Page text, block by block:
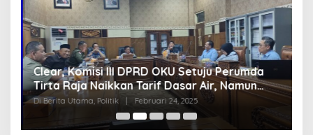
Clear, Komisi III DPRD OKU Setuju Perumda
Tirta Raja Naikkan Tarif Dasar Air, Namun
Bersyarat
Di Berita Utama, Politik Februari 24, 2025